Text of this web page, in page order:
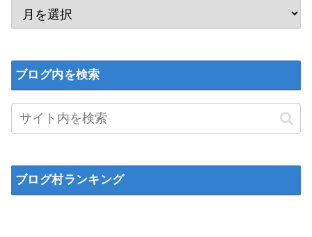
ブログ内を検索
ブログ村ランキング